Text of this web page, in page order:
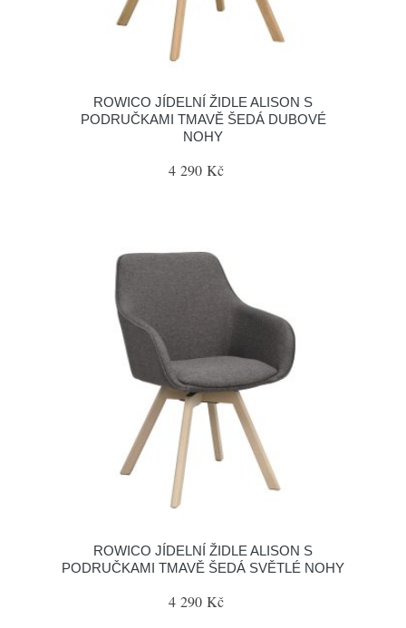
ROWICO JÍDELNÍ ŽIDLE ALISON S
PODRUČKAMI TMAVĚ ŠEDÁ DUBOVÉ
NOHY
4 290 Kč
ROWICO JÍDELNÍ ŽIDLE ALISON S
PODRUČKAMI TMAVĚ ŠEDÁ SVĚTLÉ NOHY
4 290 Kč